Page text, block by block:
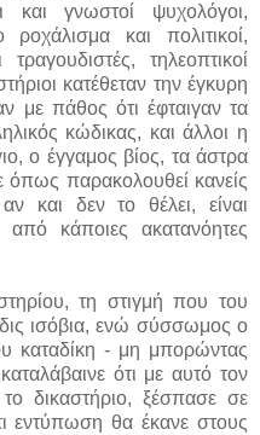
και γνωστοί ψυχολόγοι,
και πολιτικοί,
τηλεοπτικοί
κατέθεταν την έγκυρη
με πάθος ότι έφταιγαν τα
κώδικας, και άλλοι η
ο έγγαμος βίος, τα άστρα
όπως παρακολουθεί κανείς
και δεν το θέλει, είναι
κάποιες ακατανόητες
τη στιγμή που του
ισόβια, ενώ σύσσωμος ο
καταδίκη - μη μπορώντας
ότι με αυτό τον
δικαστήριο, ξέσπασε σε
εντύπωση θα έκανε στους